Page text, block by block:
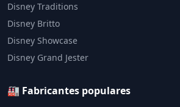
Disney Traditions
Disney Britto
Disney Showcase
Disney Grand Jester
🏭 Fabricantes populares